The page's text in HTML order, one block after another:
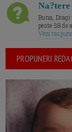
Buna,
peste 38 de
Vezi
PROPUNERI